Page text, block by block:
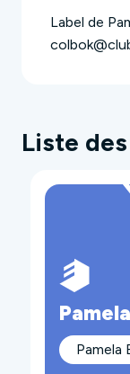
Label de
Liste
Pamela